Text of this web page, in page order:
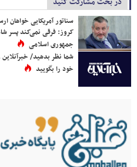
سناتور آمریکایی خواهان
کروز: فرقی نمی‌کند پسر
جمهوری اسلامی
شما نظر بدهید/ خبرآنلاین
خود را بگویید